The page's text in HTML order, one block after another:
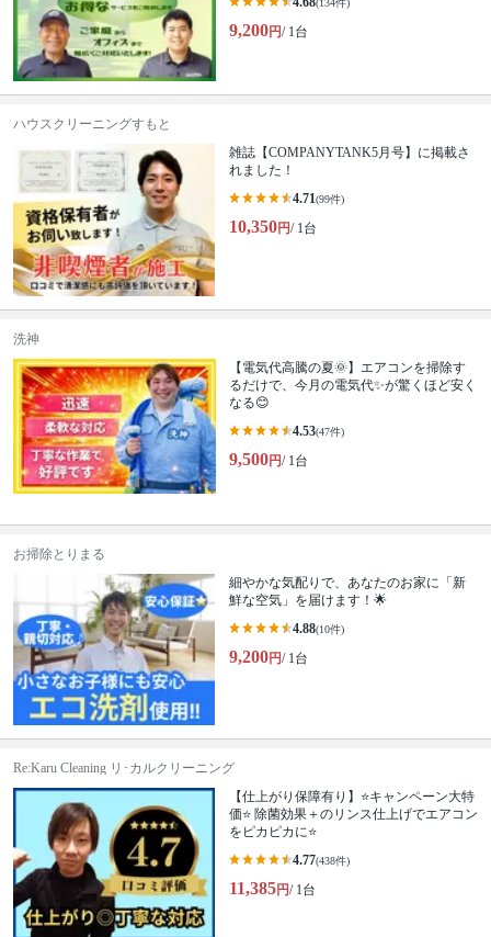
(134件)
9,200円/ 1台
ハウスクリーニングすもと
雑誌【COMPANYTANK5月号】に掲載さ
れました！
4.71(99件)
10,350円/ 1台
洗神
【電気代高騰の夏🌞】エアコンを掃除す
るだけで、今月の電気代✨が驚くほど安く
なる😊
4.53(47件)
9,500円/ 1台
お掃除とりまる
細やかな気配りで、あなたのお家に「新
鮮な空気」を届けます！🌟
4.88(10件)
9,200円/ 1台
Re:Karu Cleaning リ･カルクリーニング
【仕上がり保障有り】⭐キャンペーン大特
価⭐ 除菌効果＋のリンス仕上げでエアコン
をピカピカに⭐
4.77(438件)
11,385円/ 1台